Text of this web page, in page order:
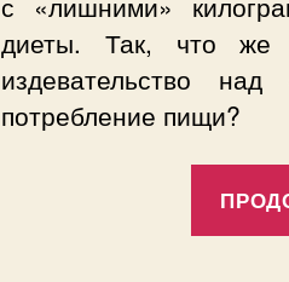
диеты. Так, что же
издевательство
потребление пищи?